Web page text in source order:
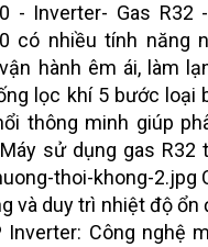
- Inverter- Gas
có nhiều tính
hành êm ái, làm
lọc khí 5 bước loại
thông minh giúp
sử dụng gas
thoi-khong-2.jpg
và duy trì nhiệt độ
Inverter: Công nghệ